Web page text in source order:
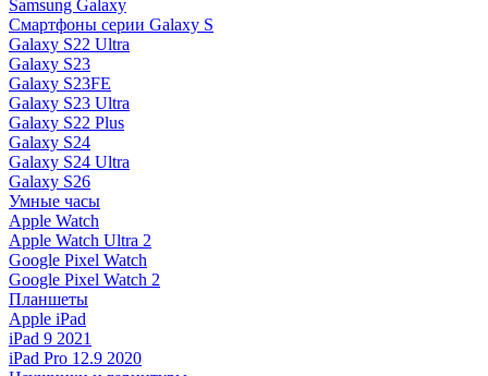
Samsung Galaxy
Смартфоны серии Galaxy S
Galaxy S22 Ultra
Galaxy S23
Galaxy S23FE
Galaxy S23 Ultra
Galaxy S22 Plus
Galaxy S24
Galaxy S24 Ultra
Galaxy S26
Умные часы
Apple Watch
Apple Watch Ultra 2
Google Pixel Watch
Google Pixel Watch 2
Планшеты
Apple iPad
iPad 9 2021
iPad Pro 12.9 2020